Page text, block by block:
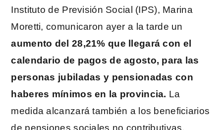
Instituto de Previsión Social (IPS), Marina
Moretti, comunicaron ayer a la tarde un
aumento del 28,21% que llegará con el
calendario de pagos de agosto, para las
personas jubiladas y pensionadas con
haberes mínimos en la provincia. La
medida alcanzará también a los beneficiarios